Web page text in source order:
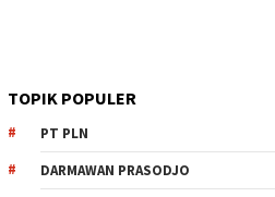
TOPIK POPULER
PT PLN
DARMAWAN PRASODJO